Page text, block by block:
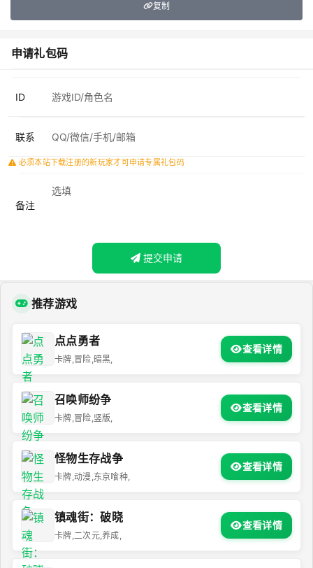
复制
申请礼包码
ID
联系
必须本站下载注册的新玩家才可申请专属礼包码
备注
提交申请
推荐游戏
点点勇者
卡牌,冒险,暗黑,
查看详情
召唤师纷争
卡牌,冒险,竖版,
查看详情
怪物生存战争
卡牌,动漫,东京喰种,
查看详情
镇魂街：破晓
卡牌,二次元,养成,
查看详情